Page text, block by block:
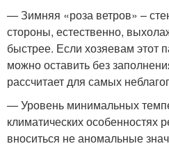
— Зимняя «роза ветров» –
стороны, естественно,
быстрее. Если хозяевам этот
можно оставить без
рассчитает для самых
— Уровень минимальных
климатических
вноситься не аномальные